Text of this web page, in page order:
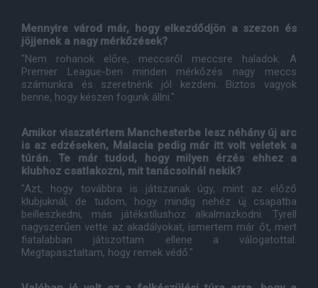
Mennyire várod már, hogy elkezdődjön a szezon és
jöjjenek a nagy mérkőzések?
"Nem rohanok előre, meccsről meccsre haladok. A
Premier League-ben minden mérkőzés nagy meccs
számunkra és szeretnénk jól kezdeni. Biztos vagyok
benne, hogy készen fogunk állni."
Amikor visszatértem Manchesterbe lesz néhány új arc
is az edzéseken, Malacia pedig már itt volt veletek a
túrán. Te már tudod, hogy milyen érzés ehhez a
klubhoz csatlakozni, mit tanácsolnál nekik?
"Azt, hogy továbbra is játszanak úgy, mint az előző
klubjuknál, de tudom, hogy mindig nehéz új csapatba
beilleszkedni, más játékstílushoz alkalmazkodni. Tyrell
nagyszerűen vette az akadályokat, ismertem már őt, mert
fiatalabban játszottam ellene a válogatottal.
Megtapasztaltam, hogy remek védő."